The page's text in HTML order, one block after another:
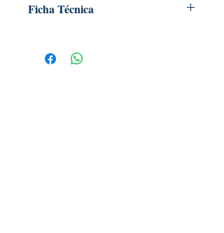
Ficha Técnica
Editorial: ⁣⁣⁣BLUME
Idioma: Castellano⁣⁣⁣